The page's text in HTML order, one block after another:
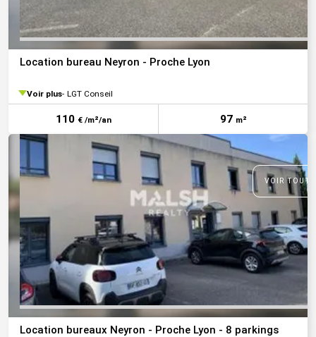
Location bureau Neyron - Proche Lyon
Voir plus LGT Conseil
110 € /m²/an 97 m²
VOIR
Location bureaux Neyron - Proche Lyon - 8 parkings